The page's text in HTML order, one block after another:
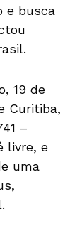
e busca
19 de
Curitiba,
–
livre, e
uma